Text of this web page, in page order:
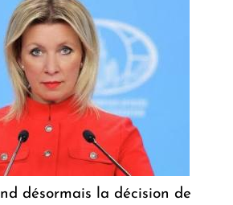
désormais la décision de